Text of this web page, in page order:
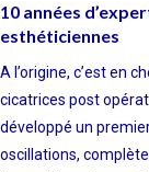
10 années
esthéticiennes
A l’origine, c’est en
cicatrices post
développé un
oscillations,